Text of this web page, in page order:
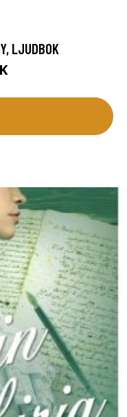
LJUDBOK